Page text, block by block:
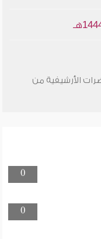
الأرشيفية من
0
0